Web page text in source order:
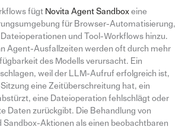
fügt Novita Agent Sandboxeine
für Browser-Automatisierung,
und Tool-Workflows hinzu.
Agent-Ausfallzeiten werden oft durch mehr
des Modells verursacht. Ein
weil der LLM-Aufruf erfolgreich ist,
eine Zeitüberschreitung hat, ein
eine Dateioperation fehlschlägt oder
Daten zurückgibt. Die Behandlung von
Sandbox-Aktionen als einen beobachtbaren